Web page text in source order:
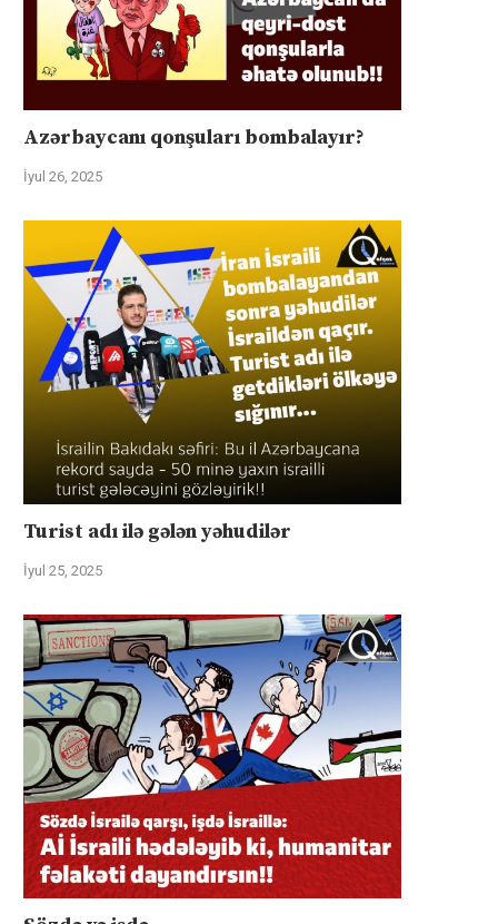
Azərbaycanı qonşuları bombalayır?
İyul 26, 2025
Turist adı ilə gələn yəhudilər
İyul 25, 2025